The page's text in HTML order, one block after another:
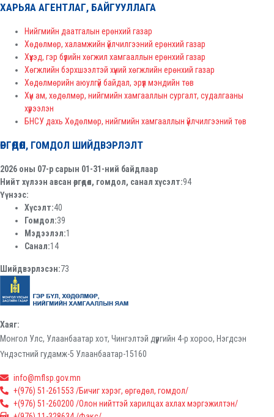
ХАРЬЯА АГЕНТЛАГ, БАЙГУУЛЛАГА
Нийгмийн даатгалын ерөнхий газар
Хөдөлмөр, халамжийн үйлчилгээний ерөнхий газар
Хүүхэд, гэр бүлийн хөгжил хамгааллын ерөнхий газар
Хөгжлийн бэрхшээлтэй хүний хөгжлийн ерөнхий газар
Хөдөлмөрийн аюулгүй байдал, эрүүл мэндийн төв
Хүн ам, хөдөлмөр, нийгмийн хамгааллын сургалт, судалгааны
хүрээлэн
БНСУ дахь Хөдөлмөр, нийгмийн хамгааллын үйлчилгээний төв
ӨРГӨДӨЛ, ГОМДОЛ ШИЙДВЭРЛЭЛТ
2026 оны 07-р сарын 01-31-ний байдлаар
Нийт хүлээн авсан өргөдөл, гомдол, санал хүсэлт:94
Үүнээс:
Хүсэлт:40
Гомдол:39
Мэдээлэл:1
Санал:14
Шийдвэрлэсэн:73
Хаяг:
Монгол Улс, Улаанбаатар хот, Чингэлтэй дүүргийн 4-р хороо, Нэгдсэн
Үндэстний гудамж-5 Улаанбаатар-15160
info@mflsp.gov.mn
+(976) 51-261553 /Бичиг хэрэг, өргөдөл, гомдол/
+(976) 51-260200 /Олон нийттэй харилцах ахлах мэргэжилтэн/